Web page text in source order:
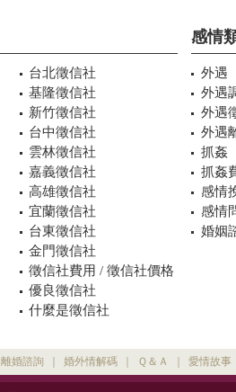
台北徵信社
基隆徵信社
新竹徵信社
台中徵信社
雲林徵信社
嘉義徵信社
高雄徵信社
宜蘭徵信社
台東徵信社
金門徵信社
徵信社費用 / 徵信社價格
優良徵信社
什麼是徵信社
感情
外遇
外遇
外遇
外遇
抓姦
抓姦
感情
感情
婚姻
離婚諮詢 婚外情解碼 Ｑ＆Ａ 愛情故事